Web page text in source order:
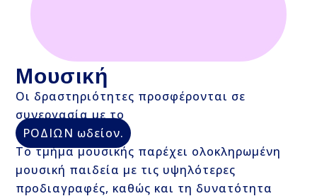
Μουσική
Οι δραστηριότητες προσφέρονται σε
συνεργασία με το
ΡΟΔΙΩΝ ωδείον.
Το τμήμα μουσικής παρέχει ολοκληρωμένη
μουσική παιδεία με τις υψηλότερες
προδιαγραφές, καθώς και τη δυνατότητα